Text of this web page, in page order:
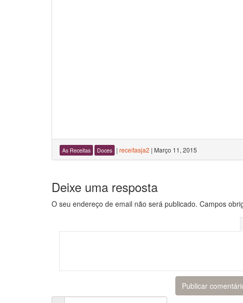
As Receitas Doces | receitasja2 | Março 11, 2015
Deixe uma resposta
O seu endereço de email não será publicado. Campos